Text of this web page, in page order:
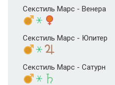
Секстиль Марс - Венера
Секстиль Марс - Юпитер
Секстиль Марс - Сатурн